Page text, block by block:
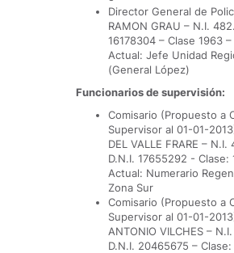
Director General de
RAMON GRAU – N.I.
16178304 – Clase 1963
Actual: Jefe Unidad
(General López)
Funcionarios de supervisión:
Comisario (Propuesto a
Supervisor al 01-01-
DEL VALLE FRARE – N.I.
D.N.I. 17655292 - Clase:
Actual: Numerario
Zona Sur
Comisario (Propuesto a
Supervisor al 01-01-
ANTONIO VILCHES –
D.N.I. 20465675 –